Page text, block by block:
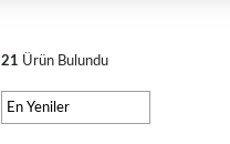
21 Ürün Bulundu